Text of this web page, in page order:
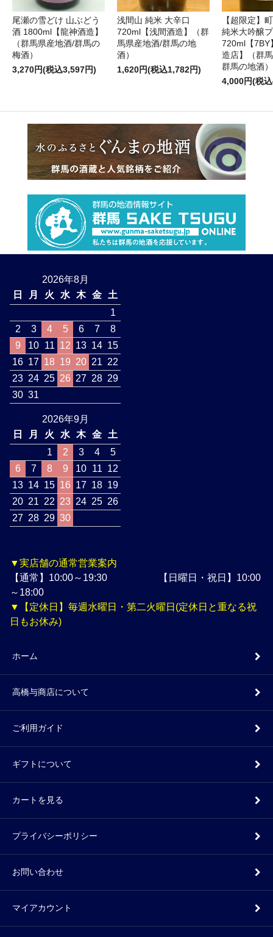
尾瀬の雪どけ 山ぶどう
酒 1800ml【龍神酒造】
（群馬県産地酒/群馬の
梅酒）
3,270円(税込3,597円)
浅間山 純米 大辛口
720ml【浅間酒造】（群
馬県産地酒/群馬の地
酒）
1,620円(税込1,782円)
【超限定】
純米大吟醸
720ml【7BY
造店】（群
群馬の地酒）
4,000円(税
2026年8月
日
月 火 水 木 金
土
1
2
3 4 5 6 7
8
9
10 11 12 13 14 15
16 17 18 19 20 21 22
23 24 25 26 27 28 29
30 31
2026年9月
日
月 火 水 木 金
土
1
2 3 4
5
6
7 8 9 10 11 12
13 14 15 16 17 18 19
20 21 22 23 24 25 26
27 28 29 30
▼実店舗の通常営業案内
【通常】10:00～19:30 【日曜日・祝日】10:00
～18:00
▼【定休日】毎週水曜日・第二火曜日(定休日と重なる祝
日もお休み)
ホーム
高橋与商店について
ご利用ガイド
ギフトについて
カートを見る
プライバシーポリシー
お問い合わせ
マイアカウント